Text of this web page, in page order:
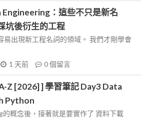
：這些不只是新名
坑後衍生的工程
出現新工程名詞的領域。 我們才剛學會
1 天前 0個留言
Z [2026] ] 學習筆記 Day3 Data
Python
概念後，接著就是要實作了 資料下載